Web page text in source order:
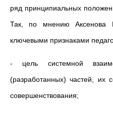
ряд принципиальных
Так, по мнению Аксенова
ключевыми признаками
- цель системной
(разработанных) частей, их
совершенствования;